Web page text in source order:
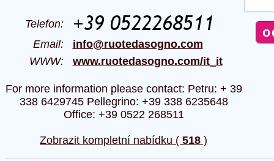
Telefon:
Email: info@ruotedasogno.com
WWW: www.ruotedasogno.com/it_it
For more information please contact: Petru: + 39
338 6429745 Pellegrino: +39 338 6235648
Office: +39 0522 268511
Zobrazit kompletní nabídku ( 518 )